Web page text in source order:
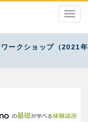
ークショップ（2021年